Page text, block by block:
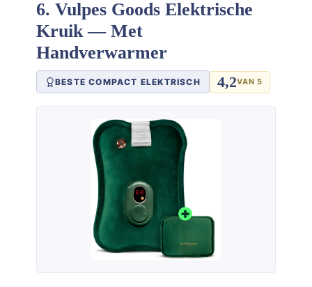
6. Vulpes Goods Elektrische
Kruik — Met
Handverwarmer
BESTE COMPACT ELEKTRISCH 4,2VAN 5